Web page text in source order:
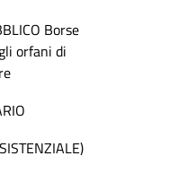
Borse
orfani di